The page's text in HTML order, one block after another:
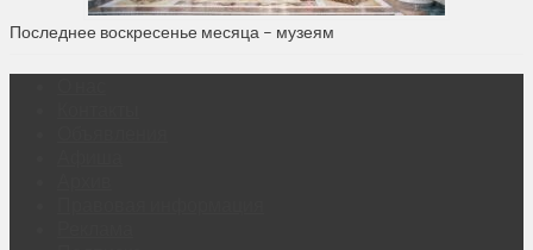
Последнее воскресенье месяца – музеям